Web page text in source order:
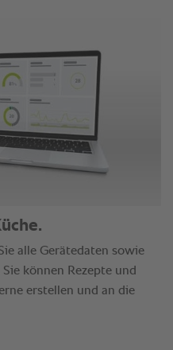
alle Gerätedaten sowie
können Rezepte und
erstellen und an die